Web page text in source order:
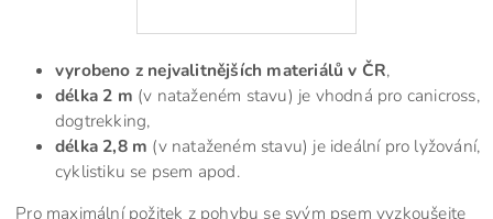
vyrobeno z nejvalitnějších materiálů v ČR,
délka 2 m (v nataženém stavu) je vhodná pro canicross,
dogtrekking,
délka 2,8 m (v nataženém stavu) je ideální pro lyžování,
cyklistiku se psem apod.
Pro maximální požitek z pohybu se svým psem vyzkoušejte